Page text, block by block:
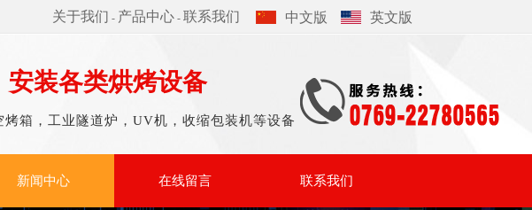
关于我们 - 产品中心 - 联系我们 中文版 英文版
装各类烘烤设备
箱，工业隧道炉，UV机，收缩包装机等设备
新闻中心 在线留言 联系我们